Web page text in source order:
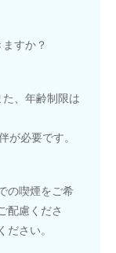
すか？
、年齢制限は
が必要です。
の喫煙をご希
配慮くださ
ださい。